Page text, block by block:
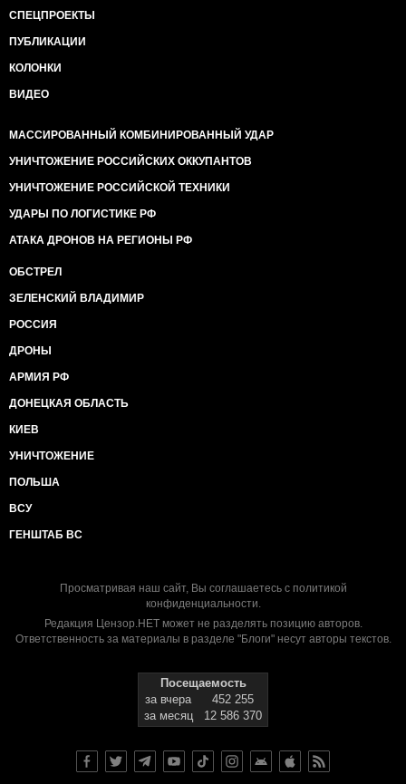
СПЕЦПРОЕКТЫ
ПУБЛИКАЦИИ
КОЛОНКИ
ВИДЕО
МАССИРОВАННЫЙ КОМБИНИРОВАННЫЙ УДАР
УНИЧТОЖЕНИЕ РОССИЙСКИХ ОККУПАНТОВ
УНИЧТОЖЕНИЕ РОССИЙСКОЙ ТЕХНИКИ
УДАРЫ ПО ЛОГИСТИКЕ РФ
АТАКА ДРОНОВ НА РЕГИОНЫ РФ
ОБСТРЕЛ
ЗЕЛЕНСКИЙ ВЛАДИМИР
РОССИЯ
ДРОНЫ
АРМИЯ РФ
ДОНЕЦКАЯ ОБЛАСТЬ
КИЕВ
УНИЧТОЖЕНИЕ
ПОЛЬША
ВСУ
ГЕНШТАБ ВС
Просматривая наш сайт, Вы соглашаетесь с политикой
конфиденциальности.
Редакция Цензор.НЕТ может не разделять позицию авторов.
Ответственность за материалы в разделе "Блоги" несут авторы текстов.
Посещаемость
за вчера
452 255
за месяц
12 586 370